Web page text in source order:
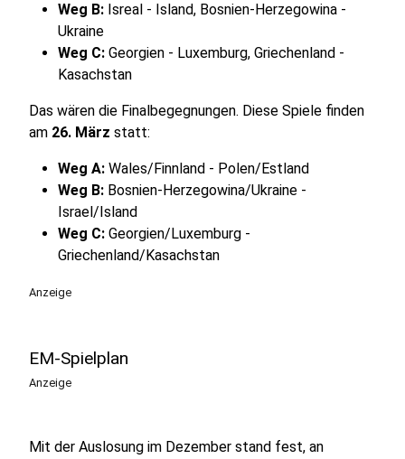
Weg B: Isreal - Island, Bosnien-Herzegowina -
Ukraine
Weg C: Georgien - Luxemburg, Griechenland -
Kasachstan
Das wären die Finalbegegnungen. Diese Spiele finden
am 26. März statt:
Weg A: Wales/Finnland - Polen/Estland
Weg B: Bosnien-Herzegowina/Ukraine -
Israel/ Island
Weg C: Georgien/Luxemburg -
Griechenland/Kasachstan
Anzeige
EM-Spielplan
Anzeige
Mit der Auslosung im Dezember stand fest, an